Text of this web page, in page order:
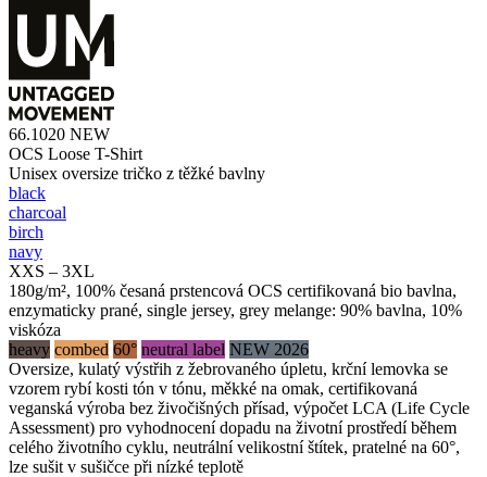
66.1020 NEW
OCS Loose T-Shirt
Unisex oversize tričko z těžké bavlny
black
charcoal
birch
navy
XXS – 3XL
180g/m², 100% česaná prstencová OCS certifikovaná bio bavlna,
enzymaticky prané, single jersey, grey melange: 90% bavlna, 10%
viskóza
heavy combed 60° neutral label NEW 2026
Oversize, kulatý výstřih z žebrovaného úpletu, krční lemovka se
vzorem rybí kosti tón v tónu, měkké na omak, certifikovaná
veganská výroba bez živočišných přísad, výpočet LCA (Life Cycle
Assessment) pro vyhodnocení dopadu na životní prostředí během
celého životního cyklu, neutrální velikostní štítek, pratelné na 60°,
lze sušit v sušičce při nízké teplotě